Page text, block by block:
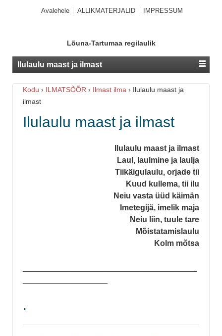
Avalehele ALLIKMATERJALID IMPRESSUM
Lõuna-Tartumaa regilaulik
Ilulaulu maast ja ilmast
Kodu › ILMATSÕÕR › Ilmast ilma › Ilulaulu maast ja
ilmast
Ilulaulu maast ja ilmast
Ilulaulu maast ja ilmast
Laul, laulmine ja laulja
Tiikäigulaulu, orjade tii
Kuud kullema, tii ilu
Neiu vasta üüd käimän
Imetegijä, imelik maja
Neiu liin, tuule tare
Mõistatamislaulu
Kolm mõtsa
.